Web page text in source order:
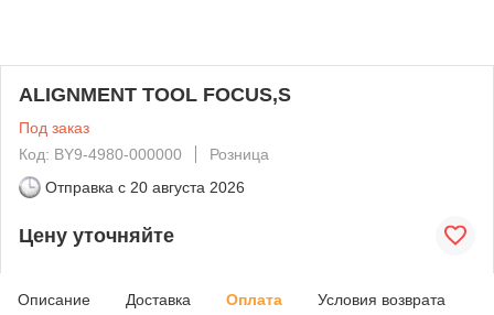
ALIGNMENT TOOL FOCUS,S
Под заказ
Код: BY9-4980-000000
Розница
Отправка с 20 августа 2026
Цену уточняйте
Описание Доставка Оплата Условия возврата